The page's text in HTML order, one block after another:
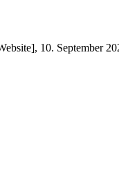
10. September